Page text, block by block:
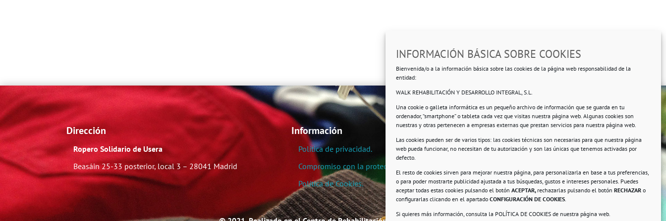
INFORMACIÓN BÁSICA SOBRE COOKIES
Bienvenida/o a la información básica sobre las cookies de la página web responsabilidad de la
entidad:
WALK REHABILITACIÓN Y DESARROLLO INTEGRAL, S.L.
Una cookie o galleta informática es un pequeño archivo de información que se guarda en tu
ordenador, “smartphone” o tableta cada vez que visitas nuestra página web. Algunas cookies son
nuestras y otras pertenecen a empresas externas que prestan servicios para nuestra página web.
Las cookies pueden ser de varios tipos: las cookies técnicas son necesarias para que nuestra página
web pueda funcionar, no necesitan de tu autorización y son las únicas que tenemos activadas por
defecto.
El resto de cookies sirven para mejorar nuestra página, para personalizarla en base a tus preferencias,
o para poder mostrarte publicidad ajustada a tus búsquedas, gustos e intereses personales. Puedes
aceptar todas estas cookies pulsando el botón ACEPTAR, rechazarlas pulsando el botón RECHAZAR o
configurarlas clicando en el apartado CONFIGURACIÓN DE COOKIES.
Si quieres más información, consulta la POLÍTICA DE COOKIES de nuestra página web.
Dirección
Ropero Solidario de Usera
Beasáin 25-33 posterior, local 3 – 28041 Madrid
Información
Política de privacidad.
Compromiso con la protección de datos personales.
Política de Cookies.